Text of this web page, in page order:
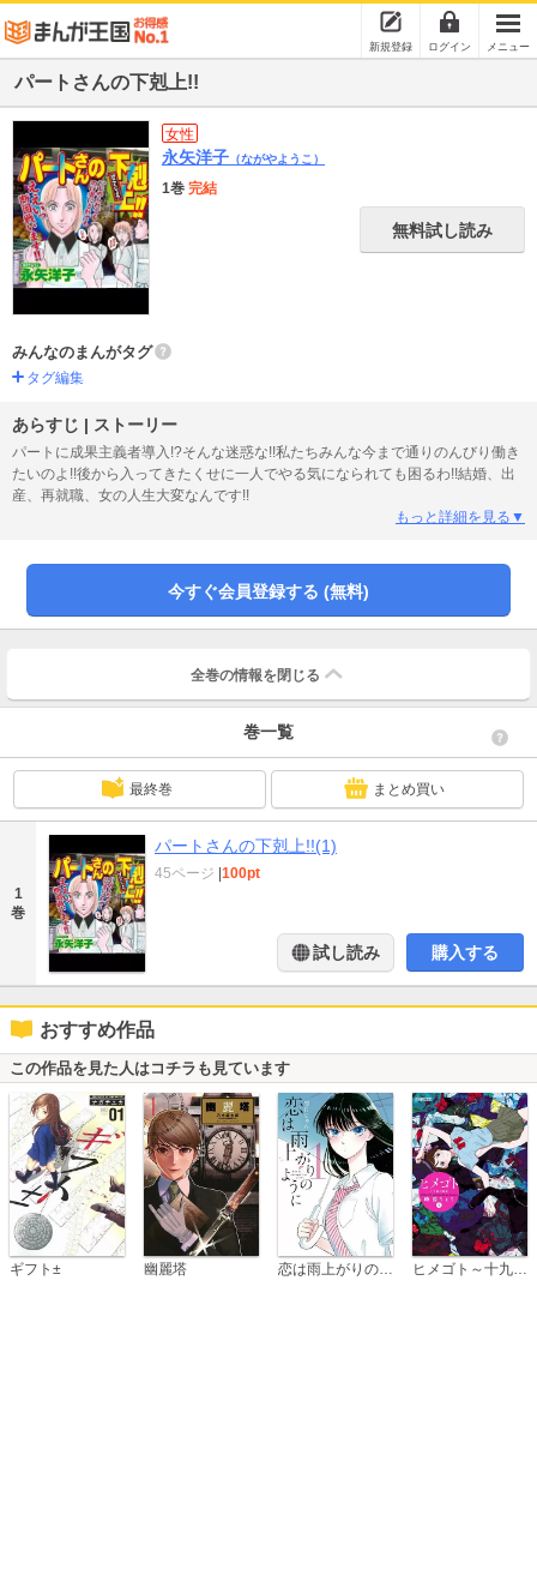
新規登録 ログイン メニュー
パートさんの下剋上!!
女性
永矢洋子 （ながやようこ）
1巻 完結
無料試し読み
みんなのまんがタグ
タグ編集
あらすじ | ストーリー
パートに成果主義者導入!?そんな迷惑な!!私たちみんな今まで通りのんびり働き
たいのよ!!後から入ってきたくせに一人でやる気になられても困るわ!!結婚、出
産、再就職、女の人生大変なんです!!
もっと詳細を見る▼
今すぐ会員登録する (無料)
全巻の情報を 閉じる
巻一覧
最終巻 まとめ買い
1
巻
パートさんの下剋上!!(1)
45ページ 100pt
試し読み 購入する
おすすめ作品
この作品を見た人はコチラも見ています
ギフト± 幽麗塔 恋は雨上がりのように ヒメゴト～十九歳の制服～